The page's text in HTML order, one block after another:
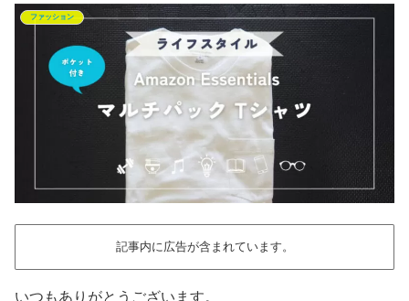
ファッション
記事内に広告が含まれています。
いつもありがとうございます。